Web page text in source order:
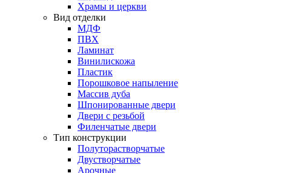
Храмы и церкви
Вид отделки
МДФ
ПВХ
Ламинат
Винилискожа
Пластик
Порошковое напыление
Массив дуба
Шпонированные двери
Двери с резьбой
Филенчатые двери
Тип конструкции
Полуторастворчатые
Двустворчатые
Арочные